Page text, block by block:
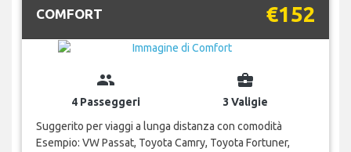
COMFORT €152
group
4 Passeggeri
business_center
3 Valigie
Suggerito per viaggi a lunga distanza con comodità
Esempio: VW Passat, Toyota Camry, Toyota Fortuner,